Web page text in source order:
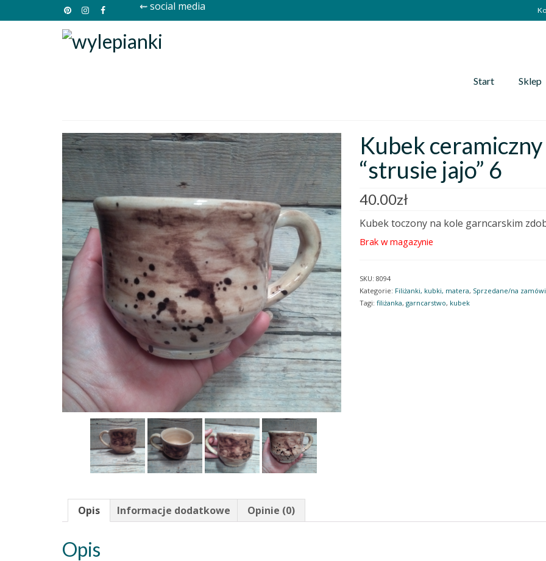
⇜ social media
Start Sklep
Kubek
“strusie jajo” 6
40.00zł
Kubek toczony na kole garncarskim
Brak w magazynie
SKU: 8094
Kategorie: Filiżanki, kubki, matera, Sprzedane/na
Tagi: filiżanka, garncarstwo, kubek
Opis Informacje dodatkowe Opinie (0)
Opis